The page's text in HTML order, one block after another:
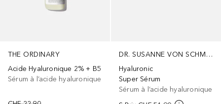
THE ORDINARY
Acide Hyaluronique 2% + B5
Sérum à l’acide hyaluronique
DR. SUSANNE VON SCHMIEDEBERG
Hyaluronic
Super Sérum
Sérum à l’acide hyaluronique